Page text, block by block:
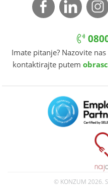
Imate pitanje? Nazovite
kontaktirajte putem
© KONZUM 2026.